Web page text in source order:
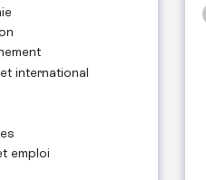
international
emploi